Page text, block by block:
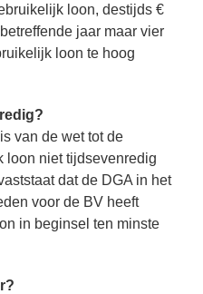
loon, destijds €
jaar maar vier
loon te hoog
van de wet tot de
loon niet tijdsevenredig
dat de DGA in het
voor de BV heeft
in beginsel ten minste